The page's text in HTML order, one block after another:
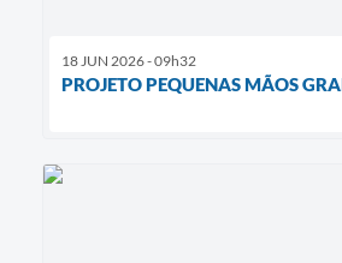
18 JUN 2026 - 09h32
PROJETO PEQUENAS MÃOS